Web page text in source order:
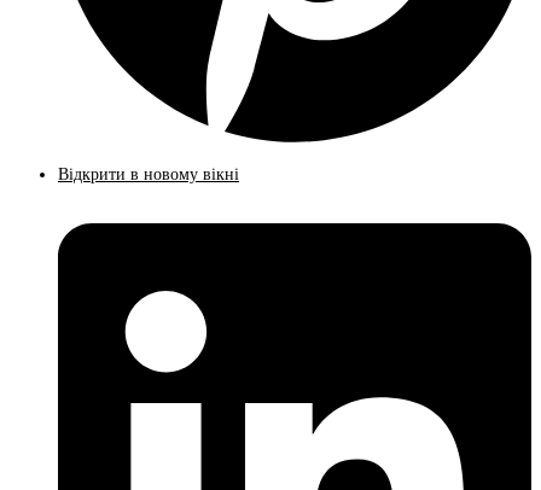
Відкрити в новому вікні